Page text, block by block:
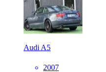
Audi A5
2007